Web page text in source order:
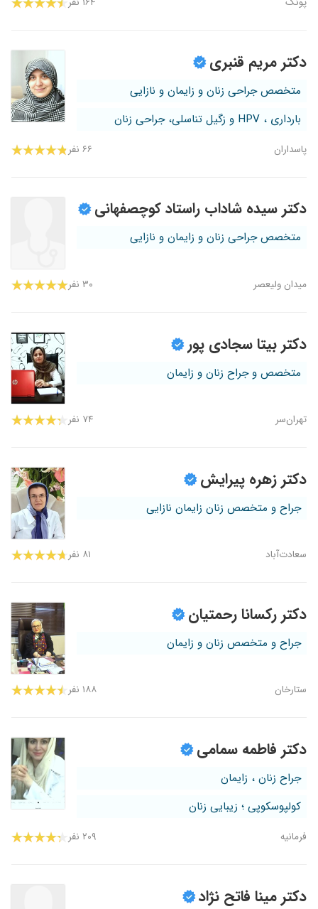
دکتر مریم قنبری
متخصص جراحی زنان و زایمان و نازایی
بارداری ، HPV و زگیل تناسلی، جراحی زنان
پاسداران ۶۶ نفر
دکتر سیده شاداب راستاد کوچصفهانی
متخصص جراحی زنان و زایمان و نازایی
میدان ولیعصر ۳۰ نفر
دکتر بیتا سجادی پور
متخصص و جراح زنان و زایمان
تهران‌سر ۷۴ نفر
دکتر زهره پیرایش
جراح و متخصص زنان زایمان نازایی
سعادت‌آباد ۸۱ نفر
دکتر رکسانا رحمتیان
جراح و متخصص زنان و زایمان
ستارخان ۱۸۸ نفر
دکتر فاطمه سمامی
جراح زنان ، زایمان
کولپوسکوپی ؛ زیبایی زنان
فرمانیه ۲۰۹ نفر
دکتر مینا فاتح نژاد